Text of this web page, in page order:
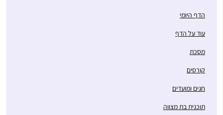
הדף היומי
עוד על הדף
מסכת
קורסים
חגים ומועדים
תוכנית בת מצווה